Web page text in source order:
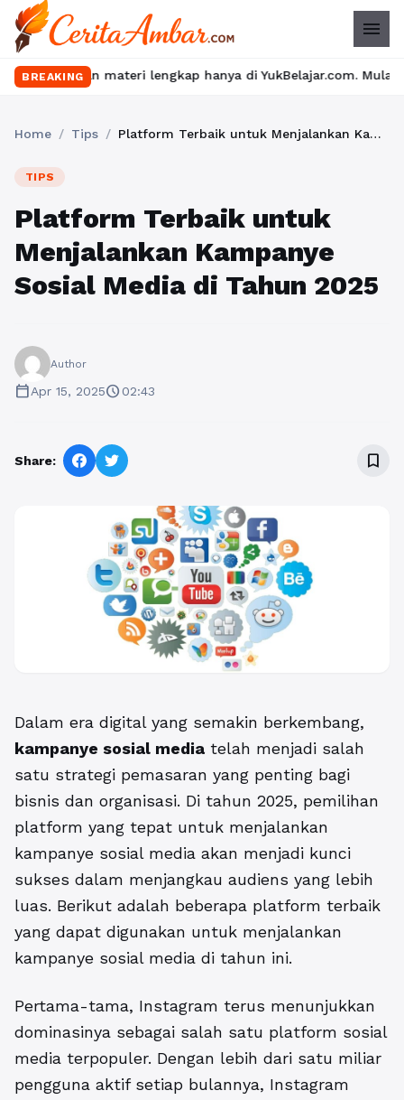
menu
BREAKING
materi lengkap hanya di YukBelajar.com. Mulai langkah
Home / Tips / Platform Terbaik untuk Menjalankan Kampanye Sosial Media di Tahun 2025
TIPS
Platform Terbaik untuk
Menjalankan Kampanye
Sosial Media di Tahun 2025
Author
calendar_todayApr 15, 2025schedule02:43
Share: bookmark_border
Dalam era digital yang semakin berkembang,
kampanye sosial media telah menjadi salah
satu strategi pemasaran yang penting bagi
bisnis dan organisasi. Di tahun 2025, pemilihan
platform yang tepat untuk menjalankan
kampanye sosial media akan menjadi kunci
sukses dalam menjangkau audiens yang lebih
luas. Berikut adalah beberapa platform terbaik
yang dapat digunakan untuk menjalankan
kampanye sosial media di tahun ini.
Pertama-tama, Instagram terus menunjukkan
dominasinya sebagai salah satu platform sosial
media terpopuler. Dengan lebih dari satu miliar
pengguna aktif setiap bulannya, Instagram